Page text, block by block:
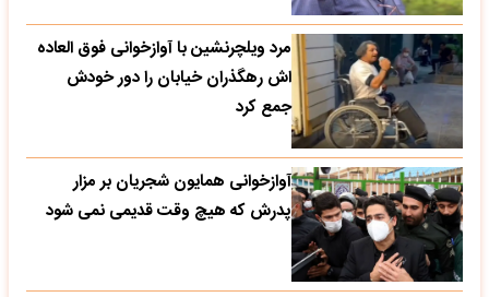
مرد ویلچرنشین با آوازخوانی فوق العاده
اش رهگذران خیابان را دور خودش
جمع کرد
آوازخوانی همایون شجریان بر مزار
پدرش که هیچ وقت قدیمی نمی شود